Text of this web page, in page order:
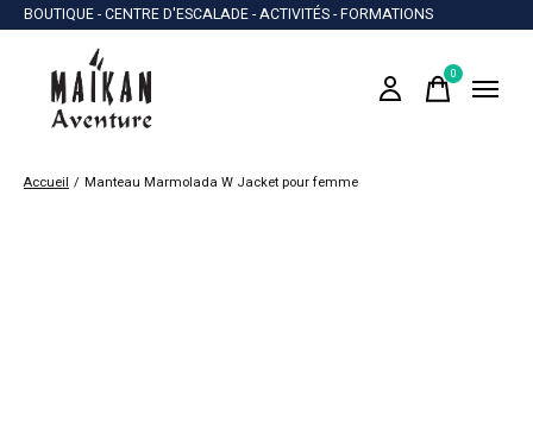
BOUTIQUE - CENTRE D'ESCALADE - ACTIVITÉS - FORMATIONS
0items
Accueil / Manteau Marmolada W Jacket pour femme